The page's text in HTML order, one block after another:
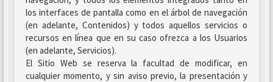
los interfaces de pantalla como en el árbol de navegación
(en adelante, Contenidos) y todos aquellos servicios o
recursos en línea que en su caso ofrezca a los Usuarios
(en adelante, Servicios).
El Sitio Web se reserva la facultad de modificar, en
cualquier momento, y sin aviso previo, la presentación y